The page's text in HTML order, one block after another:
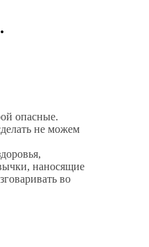
опасные.
не можем
наносящие
во